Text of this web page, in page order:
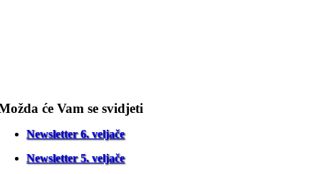
će Vam se svidjeti
Newsletter 6. veljače
Newsletter 5. veljače